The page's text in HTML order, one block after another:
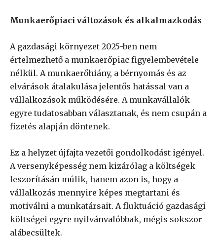
Munkaerőpiaci változások és alkalmazkodás
A gazdasági környezet 2025-ben nem
értelmezhető a munkaerőpiac figyelembevétele
nélkül. A munkaerőhiány, a bérnyomás és az
elvárások átalakulása jelentős hatással van a
vállalkozások működésére. A munkavállalók
egyre tudatosabban választanak, és nem csupán a
fizetés alapján döntenek.
Ez a helyzet újfajta vezetői gondolkodást igényel.
A versenyképesség nem kizárólag a költségek
leszorításán múlik, hanem azon is, hogy a
vállalkozás mennyire képes megtartani és
motiválni a munkatársait. A fluktuáció gazdasági
költségei egyre nyilvánvalóbbak, mégis sokszor
alábecsültek.